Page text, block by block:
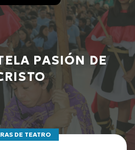
PASIÓN DE
DE TEATRO